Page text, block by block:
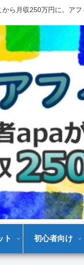
ら月収250万円に。ア
ト 初心者向け